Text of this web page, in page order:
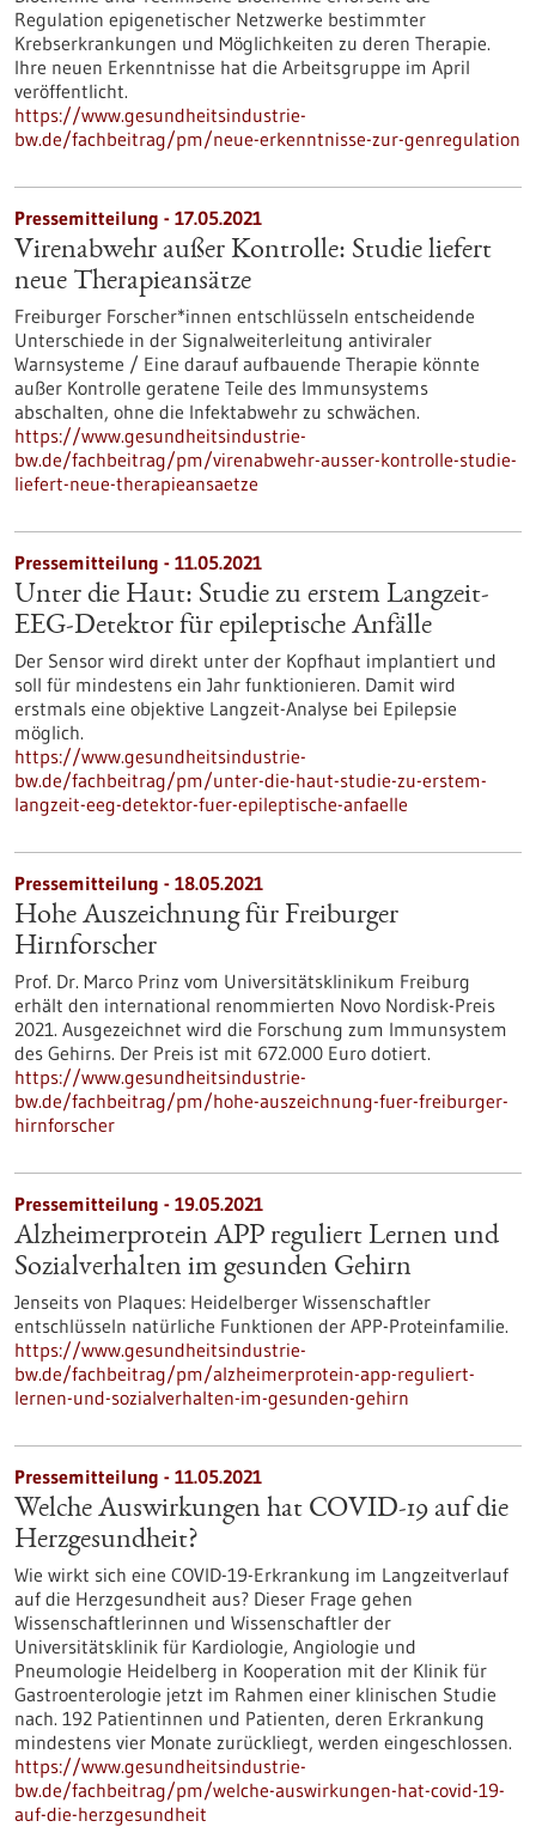
Regulation epigenetischer Netzwerke bestimmter
Krebserkrankungen und Möglichkeiten zu deren Therapie.
Ihre neuen Erkenntnisse hat die Arbeitsgruppe im April
veröffentlicht.
https://www.gesundheitsindustrie-
bw.de/fachbeitrag/pm/neue-erkenntnisse-zur-genregulation
Pressemitteilung - 17.05.2021
Virenabwehr außer Kontrolle: Studie liefert
neue Therapieansätze
Freiburger Forscher*innen entschlüsseln entscheidende
Unterschiede in der Signalweiterleitung antiviraler
Warnsysteme / Eine darauf aufbauende Therapie könnte
außer Kontrolle geratene Teile des Immunsystems
abschalten, ohne die Infektabwehr zu schwächen.
https://www.gesundheitsindustrie-
bw.de/fachbeitrag/pm/virenabwehr-ausser-kontrolle-studie-
liefert-neue-therapieansaetze
Pressemitteilung - 11.05.2021
Unter die Haut: Studie zu erstem Langzeit-
EEG-Detektor für epileptische Anfälle
Der Sensor wird direkt unter der Kopfhaut implantiert und
soll für mindestens ein Jahr funktionieren. Damit wird
erstmals eine objektive Langzeit-Analyse bei Epilepsie
möglich.
https://www.gesundheitsindustrie-
bw.de/fachbeitrag/pm/unter-die-haut-studie-zu-erstem-
langzeit-eeg-detektor-fuer-epileptische-anfaelle
Pressemitteilung - 18.05.2021
Hohe Auszeichnung für Freiburger
Hirnforscher
Prof. Dr. Marco Prinz vom Universitätsklinikum Freiburg
erhält den international renommierten Novo Nordisk-Preis
2021. Ausgezeichnet wird die Forschung zum Immunsystem
des Gehirns. Der Preis ist mit 672.000 Euro dotiert.
https://www.gesundheitsindustrie-
bw.de/fachbeitrag/pm/hohe-auszeichnung-fuer-freiburger-
hirnforscher
Pressemitteilung - 19.05.2021
Alzheimerprotein APP reguliert Lernen und
Sozialverhalten im gesunden Gehirn
Jenseits von Plaques: Heidelberger Wissenschaftler
entschlüsseln natürliche Funktionen der APP-Proteinfamilie.
https://www.gesundheitsindustrie-
bw.de/fachbeitrag/pm/alzheimerprotein-app-reguliert-
lernen-und-sozialverhalten-im-gesunden-gehirn
Pressemitteilung - 11.05.2021
Welche Auswirkungen hat COVID-19 auf die
Herzgesundheit?
Wie wirkt sich eine COVID-19-Erkrankung im Langzeitverlauf
auf die Herzgesundheit aus? Dieser Frage gehen
Wissenschaftlerinnen und Wissenschaftler der
Universitätsklinik für Kardiologie, Angiologie und
Pneumologie Heidelberg in Kooperation mit der Klinik für
Gastroenterologie jetzt im Rahmen einer klinischen Studie
nach. 192 Patientinnen und Patienten, deren Erkrankung
mindestens vier Monate zurückliegt, werden eingeschlossen.
https://www.gesundheitsindustrie-
bw.de/fachbeitrag/pm/welche-auswirkungen-hat-covid-19-
auf-die-herzgesundheit